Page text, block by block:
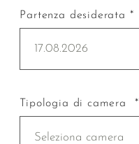
Partenza desiderata *
17.08.2026
Tipologia di camera *
Seleziona camera